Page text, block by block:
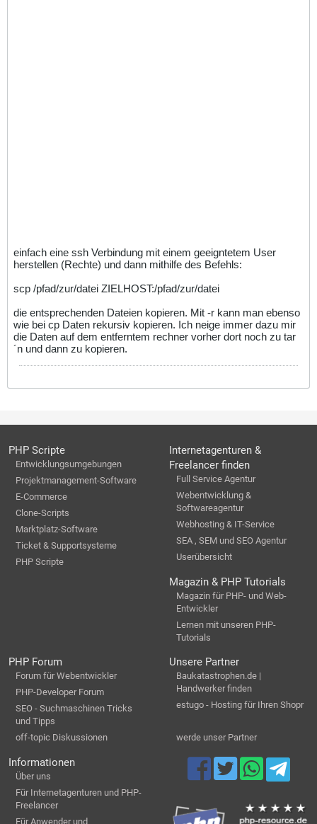
einfach eine ssh Verbindung mit einem geeigntetem User
herstellen (Rechte) und dann mithilfe des Befehls:
scp /pfad/zur/datei ZIELHOST:/pfad/zur/datei
die entsprechenden Dateien kopieren. Mit -r kann man ebenso
wie bei cp Daten rekursiv kopieren. Ich neige immer dazu mir
die Daten auf dem entferntem rechner vorher dort noch zu tar
´n und dann zu kopieren.
PHP Scripte
Entwicklungsumgebungen
Projektmanagement-Software
E-Commerce
Clone-Scripts
Marktplatz-Software
Ticket & Supportsysteme
PHP Scripte
Internetagenturen &
Freelancer finden
Full Service Agentur
Webentwicklung &
Softwareagentur
Webhosting & IT-Service
SEA , SEM und SEO Agentur
Userübersicht
Magazin & PHP Tutorials
Magazin für PHP- und Web-
Entwickler
Lernen mit unseren PHP-
Tutorials
PHP Forum
Forum für Webentwickler
PHP-Developer Forum
SEO - Suchmaschinen Tricks
und Tipps
off-topic Diskussionen
Unsere Partner
Baukatastrophen.de |
Handwerker finden
estugo - Hosting für Ihren Shopr
werde unser Partner
Informationen
Über uns
Für Internetagenturen und PHP-
Freelancer
Für Anwender und